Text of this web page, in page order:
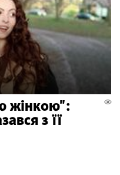
жінкою":
з її